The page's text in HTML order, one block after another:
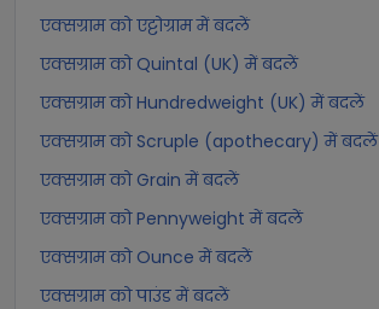
एक्सग्राम को एट्टोग्राम में बदलें
एक्सग्राम को Quintal (UK) में बदलें
एक्सग्राम को Hundredweight (UK) में बदलें
एक्सग्राम को Scruple (apothecary) में बदलें
एक्सग्राम को Grain में बदलें
एक्सग्राम को Pennyweight में बदलें
एक्सग्राम को Ounce में बदलें
एक्सग्राम को पाउंड में बदलें